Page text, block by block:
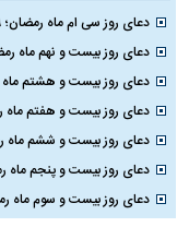
دعای روز سی ام ماه رمضان؛ ۲۹ اسفند ۱۴۰۴
دعای روز بیست و نهم ماه رمضان؛ ۲۸
دعای روز بیست و هشتم ماه رمضان؛
دعای روز بیست و هفتم ماه رمضان؛ ۲۶
دعای روز بیست و ششم ماه رمضان؛ ۲۵
دعای روز بیست و پنجم ماه رمضان؛ ۲۴
دعای روز بیست و سوم ماه رمضان؛ ۲۲